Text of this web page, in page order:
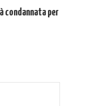
condannata per